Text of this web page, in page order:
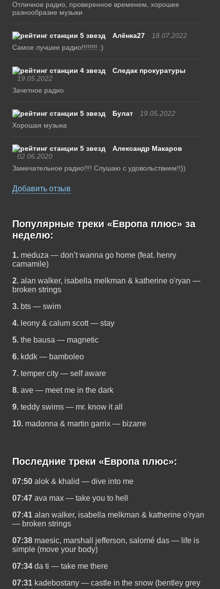
Отличное радио, проверенное временем, хорошее
разнообразие музыки
Алёнка27
18.07.2022
Самое лучшее радио!!!!!!!! :)
Следак прокуратуры
19.05.2022
Зачетное радио
Булат
19.05.2022
Хорошая музыка
Александр Макаров
02.06.2020
Замечательное радио!!!! Слушаю с удовольствием!!))
Добавить отзыв
Популярные треки «Европа плюс» за
неделю:
1. meduza — don’t wanna go home (feat. henry
camamile)
2. alan walker, isabella melkman & katherine o'ryan —
broken strings
3. bts — swim
4. leony & calum scott — stay
5. the bausa — magnetic
6. kddk — bamboleo
7. temper city — self aware
8. ave — meet me in the dark
9. teddy swims — mr. know it all
10. madonna & martin garrix — bizarre
Последние треки «Европа плюс»:
07:50 alok & khalid — dive into me
07:47 ava max — take you to hell
07:41 alan walker, isabella melkman & katherine o'ryan
— broken strings
07:38 maesic, marshall jefferson, salomé das — life is
simple (move your body)
07:34 da ti — take me there
07:31 kadebostany — castle in the snow (bentley grey